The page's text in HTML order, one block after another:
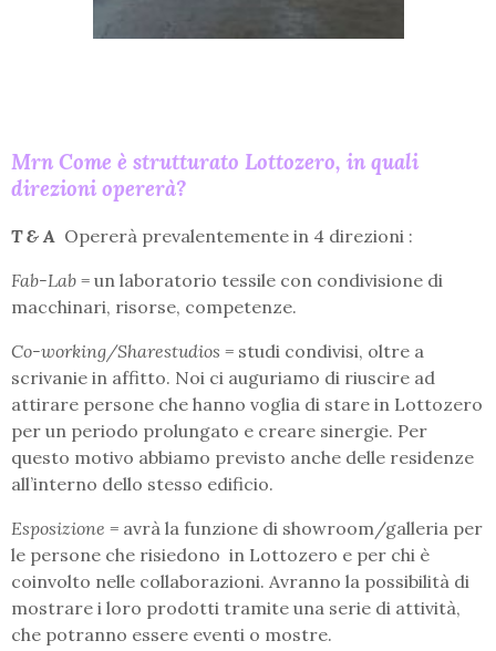
Mrn Come è strutturato Lottozero, in quali
direzioni opererà?
T & A Opererà prevalentemente in 4 direzioni :
Fab-Lab = un laboratorio tessile con condivisione di
macchinari, risorse, competenze.
Co-working/Sharestudios = studi condivisi, oltre a
scrivanie in affitto. Noi ci auguriamo di riuscire ad
attirare persone che hanno voglia di stare in Lottozero
per un periodo prolungato e creare sinergie. Per
questo motivo abbiamo previsto anche delle residenze
all’interno dello stesso edificio.
Esposizione = avrà la funzione di showroom/galleria per
le persone che risiedono in Lottozero e per chi è
coinvolto nelle collaborazioni. Avranno la possibilità di
mostrare i loro prodotti tramite una serie di attività,
che potranno essere eventi o mostre.